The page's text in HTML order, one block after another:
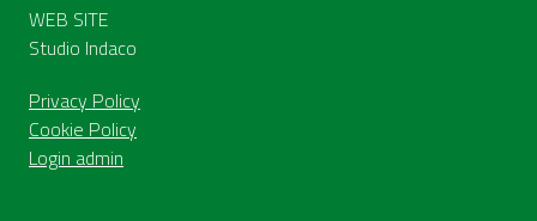
WEB SITE
Studio Indaco
Privacy Policy
Cookie Policy
Login admin